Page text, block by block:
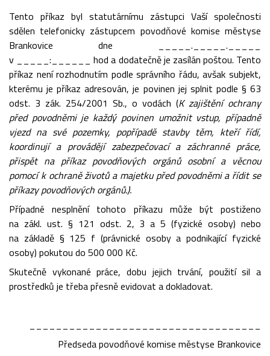
Tento příkaz byl statutárnímu zástupci Vaší společnosti
sdělen telefonicky zástupcem povodňové komise městyse
Brankovice dne _____._____._____
v _____:______ hod a dodatečně je zasílán poštou. Tento
příkaz není rozhodnutím podle správního řádu, avšak subjekt,
kterému je příkaz adresován, je povinen jej splnit podle § 63
odst. 3 zák. 254/2001 Sb., o vodách (K zajištění ochrany
před povodněmi je každý povinen umožnit vstup, případně
vjezd na své pozemky, popřípadě stavby těm, kteří řídí,
koordinují a provádějí zabezpečovací a záchranné práce,
přispět na příkaz povodňových orgánů osobní a věcnou
pomocí k ochraně životů a majetku před povodněmi a řídit se
příkazy povodňových orgánů.).
Případné nesplnění tohoto příkazu může být postiženo
na zákl. ust. § 121 odst. 2, 3 a 5 (fyzické osoby) nebo
na základě § 125 f (právnické osoby a podnikající fyzické
osoby) pokutou do 500 000 Kč.
Skutečně vykonané práce, dobu jejich trvání, použití sil a
prostředků je třeba přesně evidovat a dokladovat.
Předseda povodňové komise městyse Brankovice